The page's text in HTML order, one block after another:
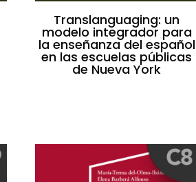
Translanguaging: un
modelo integrador para
la enseñanza del español
en las escuelas públicas
de Nueva York